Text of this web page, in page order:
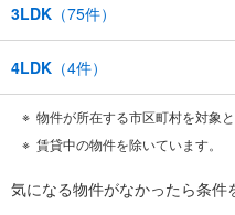
3LDK （75件）
4LDK （4件）
物件が所在する市区町村を対象
賃貸中の物件を除いています。
気になる物件がなかったら条件